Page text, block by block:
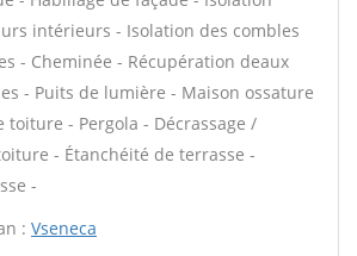
intérieurs - Isolation des combles
- Cheminée - Récupération deaux
- Puits de lumière - Maison ossature
toiture - Pergola - Décrassage /
- Étanchéité de terrasse -
-
: Vseneca